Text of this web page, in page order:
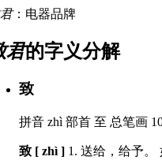
：电器品牌
君的字义分解
致
拼音 zhì 部首 至 总笔画
致 [ zhì ] 1. 送给，给予。